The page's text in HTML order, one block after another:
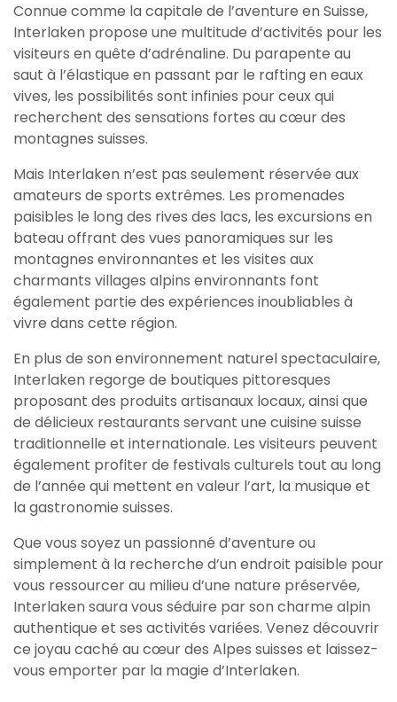
Connue comme la capitale de l’aventure en Suisse,
Interlaken propose une multitude d’activités pour les
visiteurs en quête d’adrénaline. Du parapente au
saut à l’élastique en passant par le rafting en eaux
vives, les possibilités sont infinies pour ceux qui
recherchent des sensations fortes au cœur des
montagnes suisses.
Mais Interlaken n’est pas seulement réservée aux
amateurs de sports extrêmes. Les promenades
paisibles le long des rives des lacs, les excursions en
bateau offrant des vues panoramiques sur les
montagnes environnantes et les visites aux
charmants villages alpins environnants font
également partie des expériences inoubliables à
vivre dans cette région.
En plus de son environnement naturel spectaculaire,
Interlaken regorge de boutiques pittoresques
proposant des produits artisanaux locaux, ainsi que
de délicieux restaurants servant une cuisine suisse
traditionnelle et internationale. Les visiteurs peuvent
également profiter de festivals culturels tout au long
de l’année qui mettent en valeur l’art, la musique et
la gastronomie suisses.
Que vous soyez un passionné d’aventure ou
simplement à la recherche d’un endroit paisible pour
vous ressourcer au milieu d’une nature préservée,
Interlaken saura vous séduire par son charme alpin
authentique et ses activités variées. Venez découvrir
ce joyau caché au cœur des Alpes suisses et laissez-
vous emporter par la magie d’Interlaken.